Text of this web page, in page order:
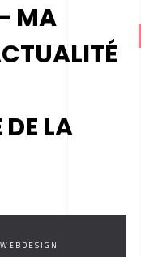
MA
LA
WEBDESIGN